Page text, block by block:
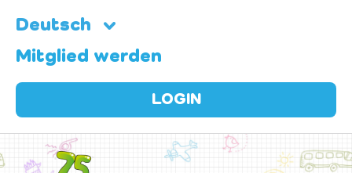
Deutsch
Mitglied werden
LOGIN